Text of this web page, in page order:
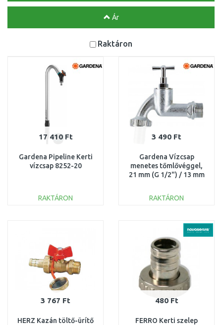
Ár
Raktáron
17 410 Ft
Gardena Pipeline Kerti
vízcsap 8252-20
RAKTÁRON
3 490 Ft
Gardena Vízcsap
menetes tőmlővéggel,
21 mm (G 1/2") / 13 mm
RAKTÁRON
Összehasonlítás
3 767 Ft
HERZ Kazán töltő-ürítő
480 Ft
FERRO Kerti szelep